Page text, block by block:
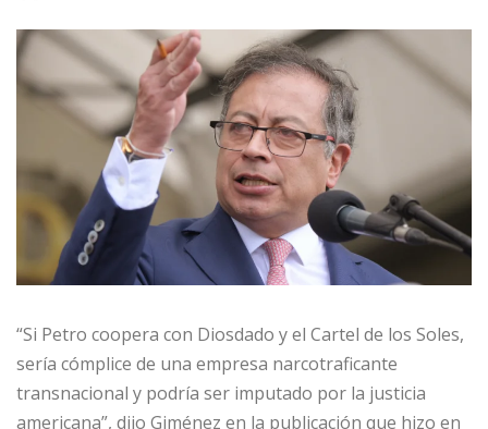
“Si Petro coopera con Diosdado y el Cartel de los Soles,
sería cómplice de una empresa narcotraficante
transnacional y podría ser imputado por la justicia
americana”, dijo Giménez en la publicación que hizo en